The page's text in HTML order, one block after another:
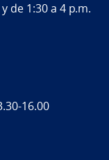
de 1:30 a 4 p.m.
16.00